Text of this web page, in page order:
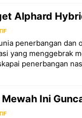
Alphard
penerbangan dan
yang menggebrak
penerbangan
Ini